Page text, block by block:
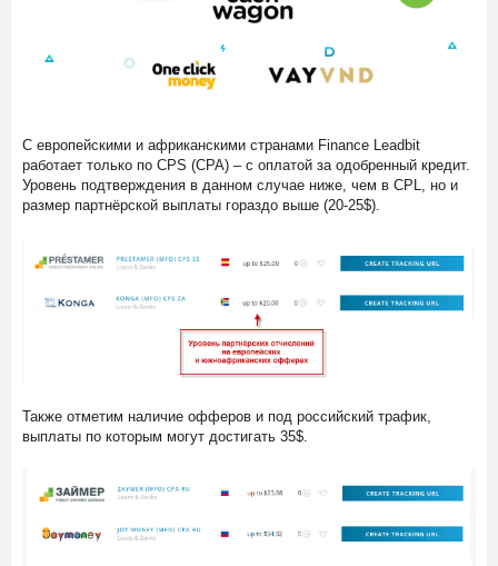
С европейскими и африканскими странами Finance Leadbit
работает только по CPS (CPA) – с оплатой за одобренный кредит.
Уровень подтверждения в данном случае ниже, чем в CPL, но и
размер партнёрской выплаты гораздо выше (20-25$).
Также отметим наличие офферов и под российский трафик,
выплаты по которым могут достигать 35$.